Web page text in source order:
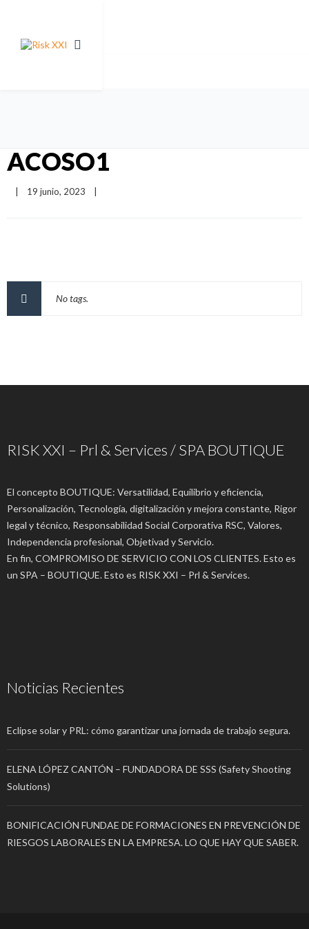
ACOSO1
19 junio, 2023
No tags.
RISK XXI – Prl & Services / SPA BOUTIQUE
El concepto BOUTIQUE: Versatilidad, Equilibrio y eficiencia,
Personalización, Tecnología, digitalización y mejora constante, Rigor
legal y técnico, Responsabilidad Social Corporativa RSC, Valores,
Independencia profesional, Objetivad y Servicio.
En fin, COMPROMISO DE SERVICIO CON LOS CLIENTES. Esto es
un SPA – BOUTIQUE. Esto es RISK XXI – Prl & Services.
Noticias Recientes
Eclipse solar y PRL: cómo garantizar una jornada de trabajo segura.
ELENA LÓPEZ CANTÓN – FUNDADORA DE SSS (Safety Shooting
Solutions)
BONIFICACIÓN FUNDAE DE FORMACIONES EN PREVENCIÓN DE
RIESGOS LABORALES EN LA EMPRESA. LO QUE HAY QUE SABER.